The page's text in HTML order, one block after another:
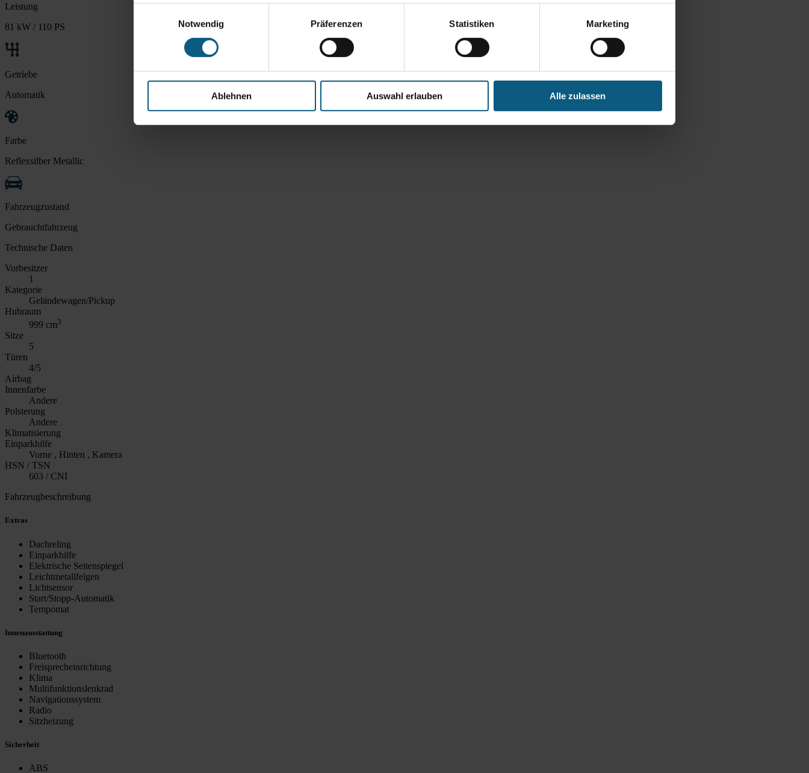
Notwendig
Präferenzen Statistiken Marketing
Ablehnen Auswahl erlauben Alle zulassen
Leistung
81 kW / 110 PS
Getriebe
Automatik
Farbe
Reflexsilber Metallic
Fahrzeugzustand
Gebrauchtfahrzeug
Technische Daten
Vorbesitzer
1
Kategorie
Geländewagen/Pickup
Hubraum
999 cm3
Sitze
5
Türen
4/5
Airbag
Innenfarbe
Andere
Polsterung
Andere
Klimatisierung
Einparkhilfe
Vorne , Hinten , Kamera
HSN / TSN
603 / CNI
Fahrzeugbeschreibung
Extras
Dachreling
Einparkhilfe
Elektrische Seitenspiegel
Leichtmetallfelgen
Lichtsensor
Start/Stopp-Automatik
Tempomat
Innenausstattung
Bluetooth
Freisprecheinrichtung
Klima
Multifunktionslenkrad
Navigationssystem
Radio
Sitzheizung
Sicherheit
ABS